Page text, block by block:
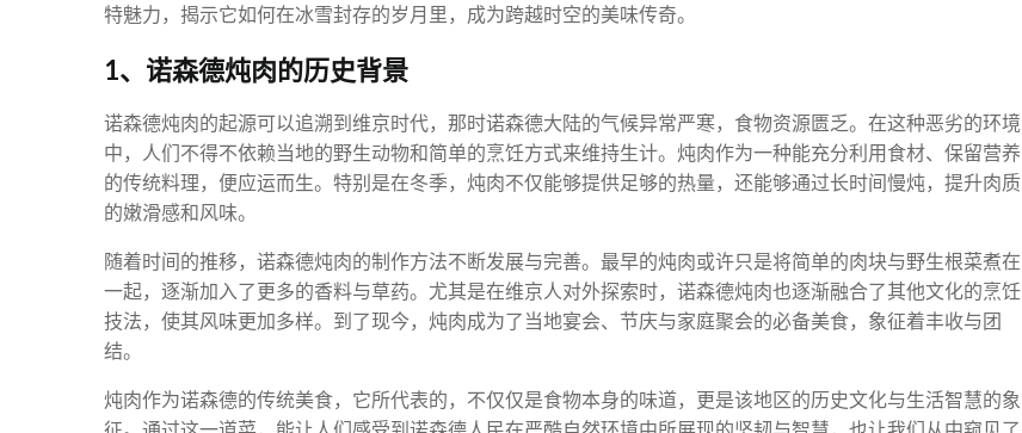
特魅力，揭示它如何在冰雪封存的岁月里，成为跨越时空的美味传奇。
1、诺森德炖肉的历史背景
诺森德炖肉的起源可以追溯到维京时代，那时诺森德大陆的气候异常严寒，食物资源匮乏。在这种恶劣的环境
中，人们不得不依赖当地的野生动物和简单的烹饪方式来维持生计。炖肉作为一种能充分利用食材、保留营养
的传统料理，便应运而生。特别是在冬季，炖肉不仅能够提供足够的热量，还能够通过长时间慢炖，提升肉质
的嫩滑感和风味。
随着时间的推移，诺森德炖肉的制作方法不断发展与完善。最早的炖肉或许只是将简单的肉块与野生根菜煮在
一起，逐渐加入了更多的香料与草药。尤其是在维京人对外探索时，诺森德炖肉也逐渐融合了其他文化的烹饪
技法，使其风味更加多样。到了现今，炖肉成为了当地宴会、节庆与家庭聚会的必备美食，象征着丰收与团
结。
炖肉作为诺森德的传统美食，它所代表的，不仅仅是食物本身的味道，更是该地区的历史文化与生活智慧的象